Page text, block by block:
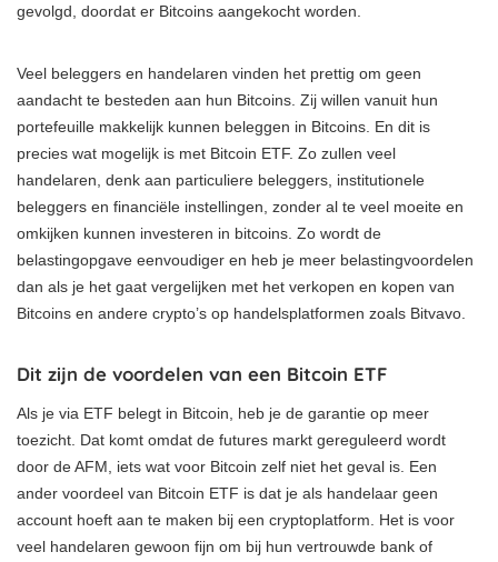
gevolgd, doordat er Bitcoins aangekocht worden.
Veel beleggers en handelaren vinden het prettig om geen
aandacht te besteden aan hun Bitcoins. Zij willen vanuit hun
portefeuille makkelijk kunnen beleggen in Bitcoins. En dit is
precies wat mogelijk is met Bitcoin ETF. Zo zullen veel
handelaren, denk aan particuliere beleggers, institutionele
beleggers en financiële instellingen, zonder al te veel moeite en
omkijken kunnen investeren in bitcoins. Zo wordt de
belastingopgave eenvoudiger en heb je meer belastingvoordelen
dan als je het gaat vergelijken met het verkopen en kopen van
Bitcoins en andere crypto’s op handelsplatformen zoals Bitvavo.
Dit zijn de voordelen van een Bitcoin ETF
Als je via ETF belegt in Bitcoin, heb je de garantie op meer
toezicht. Dat komt omdat de futures markt gereguleerd wordt
door de AFM, iets wat voor Bitcoin zelf niet het geval is. Een
ander voordeel van Bitcoin ETF is dat je als handelaar geen
account hoeft aan te maken bij een cryptoplatform. Het is voor
veel handelaren gewoon fijn om bij hun vertrouwde bank of